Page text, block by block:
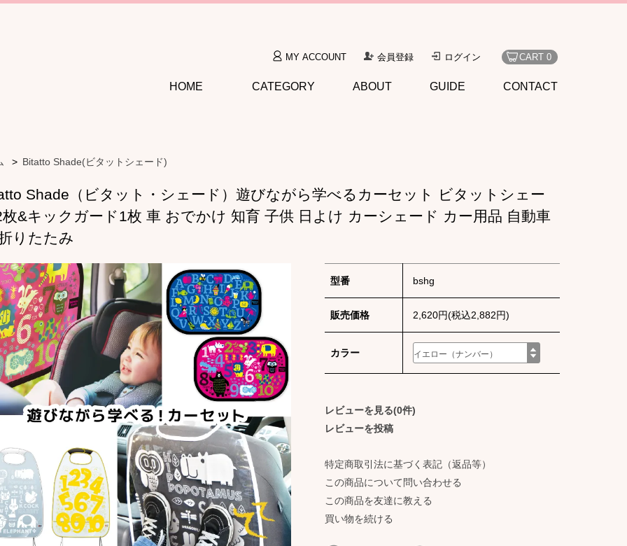
CART 0
MY ACCOUNT 会員登録 ログイン
HOME CATEGORY ABOUT GUIDE CONTACT
> Bitatto Shade(ビタットシェード)
Shade（ビタット・シェード）遊びながら学べるカーセット ビタットシェー
&キックガード1枚 車 おでかけ 知育 子供 日よけ カーシェード カー用品 自動車
りたたみ
型番 bshg
販売価格 2,620円(税込2,882円)
カラー
レビューを見る(0件)
レビューを投稿
特定商取引法に基づく表記（返品等）
この商品について問い合わせる
この商品を友達に教える
買い物を続ける